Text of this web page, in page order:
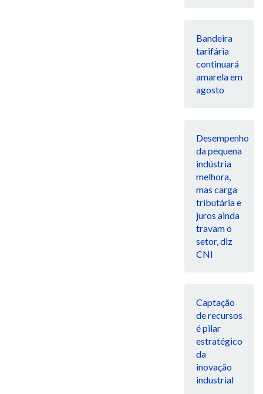
Bandeira
tarifária
continuará
amarela em
agosto
Desempenho
da pequena
indústria
melhora,
mas carga
tributária e
juros ainda
travam o
setor, diz
CNI
Captação
de recursos
é pilar
estratégico
da
inovação
industrial